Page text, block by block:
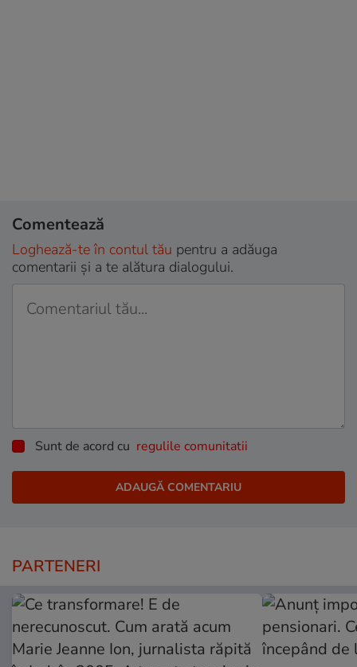
Comentează
Loghează-te în contul tău pentru a adăuga
comentarii și a te alătura dialogului.
Sunt de acord cu regulile comunitatii
PARTENERI